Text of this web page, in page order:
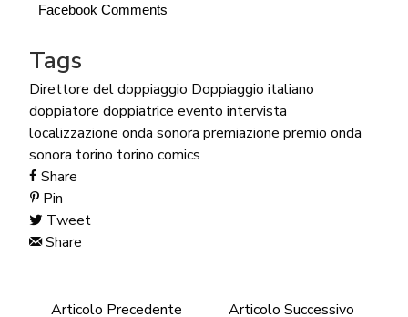
Facebook Comments
Tags
Direttore del doppiaggio Doppiaggio italiano
doppiatore doppiatrice evento intervista
localizzazione onda sonora premiazione premio onda
sonora torino torino comics
Share
Pin
Tweet
Share
Articolo Precedente
Articolo Successivo